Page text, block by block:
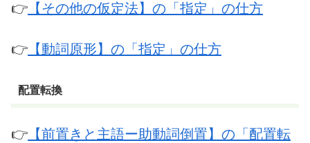
👉 【その他の仮定法】の「指定」の仕方
👉 【動詞原形】の「指定」の仕方
配置転換
👉 【前置きと主語ー助動詞倒置】の「配置転